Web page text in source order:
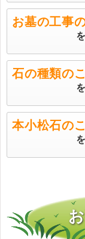
お墓の工事
石の種類の
本小松石の